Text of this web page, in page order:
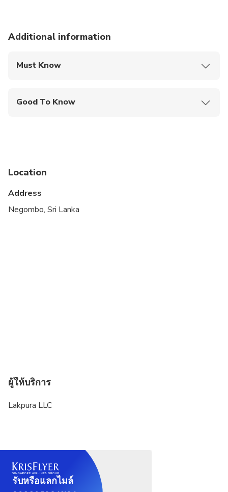
Additional information
Must Know
Good To Know
Location
Address
Negombo, Sri Lanka
ผู้ให้บริการ
Lakpura LLC
รับหรือแลกไมล์